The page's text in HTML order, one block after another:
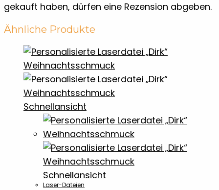
gekauft haben, dürfen eine Rezension abgeben.
Ähnliche Produkte
Schnellansicht
Schnellansicht
Laser-Dateien